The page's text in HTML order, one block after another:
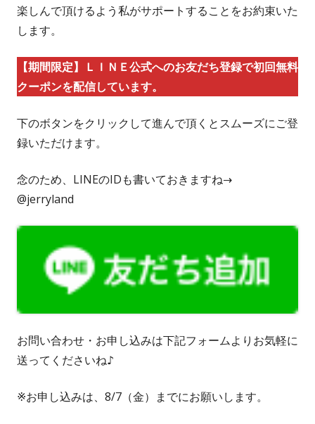
楽しんで頂けるよう私がサポートすることをお約束いた
します。
【期間限定】ＬＩＮＥ公式へのお友だち登録で初回無料
クーポンを配信しています。
下のボタンをクリックして進んで頂くとスムーズにご登
録いただけます。
念のため、LINEのIDも書いておきますね→
@jerryland
お問い合わせ・お申し込みは下記フォームよりお気軽に
送ってくださいね♪
※お申し込みは、8/7（金）までにお願いします。